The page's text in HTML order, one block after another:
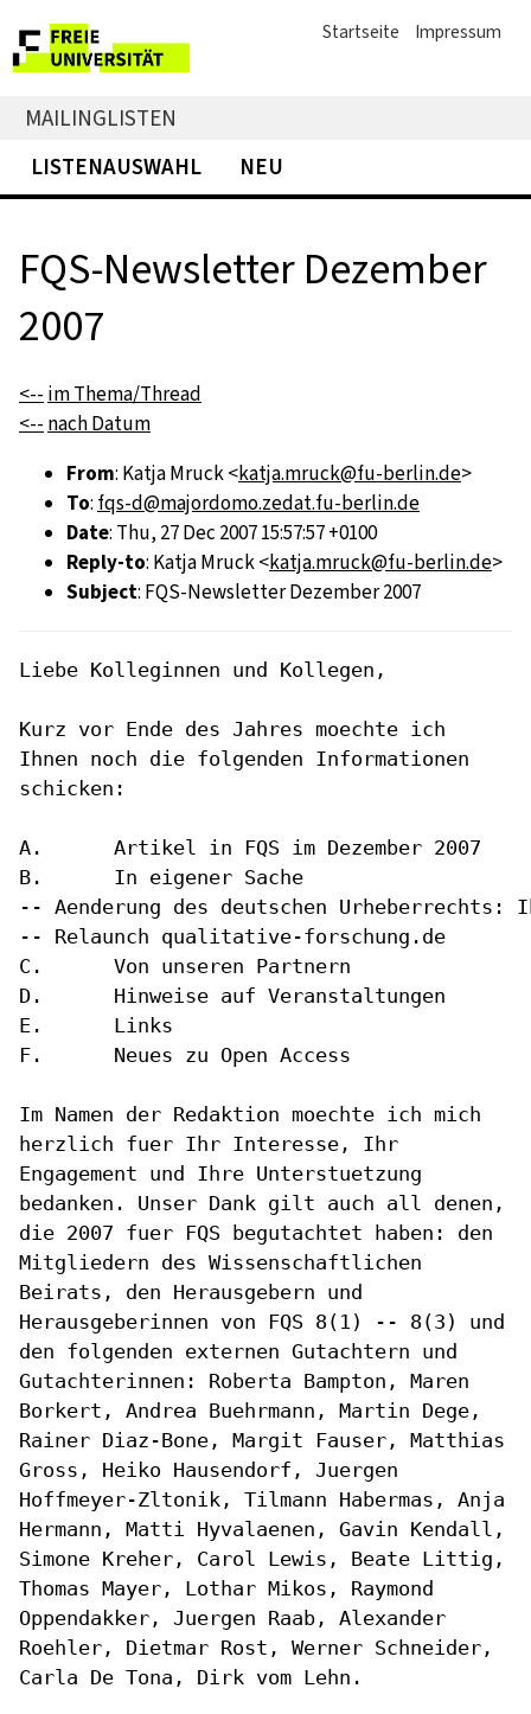
Startseite Impressum
MAILINGLISTEN
LISTENAUSWAHL
NEU
FQS-Newsletter Dezember
2007
<-- im Thema/Thread
<-- nach Datum
From: Katja Mruck <katja.mruck@fu-berlin.de>
To: fqs-d@majordomo.zedat.fu-berlin.de
Date: Thu, 27 Dec 2007 15:57:57 +0100
Reply-to: Katja Mruck <katja.mruck@fu-berlin.de>
Subject: FQS-Newsletter Dezember 2007
Liebe Kolleginnen und Kollegen,
Kurz vor Ende des Jahres moechte ich
Ihnen noch die folgenden Informationen
schicken:
A.	Artikel in FQS im Dezember 2007
B.	In eigener Sache
-- Aenderung des deutschen
-- Relaunch qualitative-forschung.de
C.	Von unseren Partnern
D.	Hinweise auf Veranstaltungen
E.	Links
F.	Neues zu Open Access
Im Namen der Redaktion moechte ich mich
herzlich fuer Ihr Interesse, Ihr
Engagement und Ihre Unterstuetzung
bedanken. Unser Dank gilt auch all denen,
die 2007 fuer FQS begutachtet haben: den
Mitgliedern des Wissenschaftlichen
Beirats, den Herausgebern und
Herausgeberinnen von FQS 8(1) -- 8(3) und
den folgenden externen Gutachtern und
Gutachterinnen: Roberta Bampton, Maren
Borkert, Andrea Buehrmann, Martin Dege,
Rainer Diaz-Bone, Margit Fauser, Matthias
Gross, Heiko Hausendorf, Juergen
Hoffmeyer-Zltonik, Tilmann Habermas, Anja
Hermann, Matti Hyvalaenen, Gavin Kendall,
Simone Kreher, Carol Lewis, Beate Littig,
Thomas Mayer, Lothar Mikos, Raymond
Oppendakker, Juergen Raab, Alexander
Roehler, Dietmar Rost, Werner Schneider,
Carla De Tona, Dirk vom Lehn.